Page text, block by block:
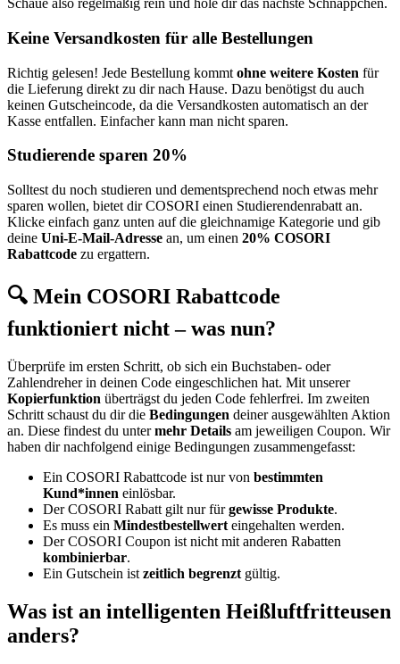
Schaue also regelmäßig rein und hole dir das nächste Schnäppchen.
Keine Versandkosten für alle Bestellungen
Richtig gelesen! Jede Bestellung kommt ohne weitere Kosten für
die Lieferung direkt zu dir nach Hause. Dazu benötigst du auch
keinen Gutscheincode, da die Versandkosten automatisch an der
Kasse entfallen. Einfacher kann man nicht sparen.
Studierende sparen 20%
Solltest du noch studieren und dementsprechend noch etwas mehr
sparen wollen, bietet dir COSORI einen Studierendenrabatt an.
Klicke einfach ganz unten auf die gleichnamige Kategorie und gib
deine Uni-E-Mail-Adresse an, um einen 20% COSORI
Rabattcode zu ergattern.
🔍 Mein COSORI Rabattcode
funktioniert nicht – was nun?
Überprüfe im ersten Schritt, ob sich ein Buchstaben- oder
Zahlendreher in deinen Code eingeschlichen hat. Mit unserer
Kopierfunktion überträgst du jeden Code fehlerfrei. Im zweiten
Schritt schaust du dir die Bedingungen deiner ausgewählten Aktion
an. Diese findest du untermehr Details am jeweiligen Coupon. Wir
haben dir nachfolgend einige Bedingungen zusammengefasst:
Ein COSORI Rabattcode ist nur von bestimmten
Kund*innen einlösbar.
Der COSORI Rabatt gilt nur fürgewisse Produkte.
Es muss ein Mindestbestellwert eingehalten werden.
Der COSORI Coupon ist nicht mit anderen Rabatten
kombinierbar.
Ein Gutschein ist zeitlich begrenzt gültig.
Was ist an intelligenten Heißluftfritteusen
anders?